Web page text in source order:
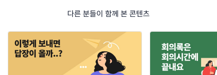
다른 분들이 함께 본 콘텐츠